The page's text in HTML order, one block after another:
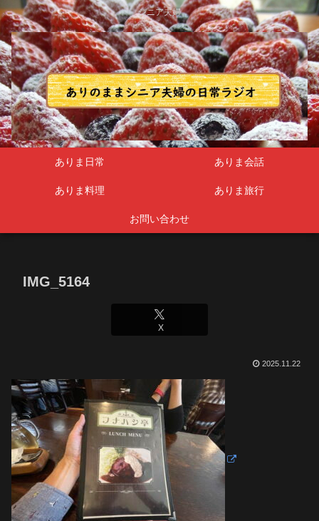
シニア夫婦
ありま日常 ありま会話
ありま料理 ありま旅行
お問い合わせ
IMG_5164
X
2025.11.22